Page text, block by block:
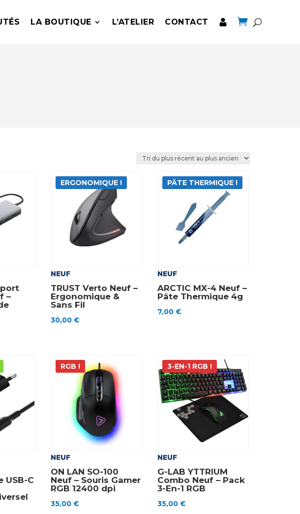
LA BOUTIQUE L’ATELIER CONTACT 
–
ERGONOMIQUE !
NEUF
TRUST Verto Neuf –
Ergonomique &
Sans Fil
30,00 €
PÂTE THERMIQUE !
NEUF
ARCTIC MX-4 Neuf –
Pâte Thermique 4g
7,00€
USB-C
RGB !
NEUF
ON LAN SO-100
Neuf – Souris Gamer
RGB 12400 dpi
35,00 €
3-EN-1 RGB !
NEUF
G-LAB YTTRIUM
Combo Neuf – Pack
3-En-1 RGB
35,00€